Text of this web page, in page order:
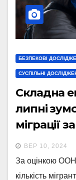
БЕЗПЕКОВІ
СУСПІЛЬНІ
Складна
липні
міграції
мігрантів
ВЕР 10, 2024
За оцінкою
кількість